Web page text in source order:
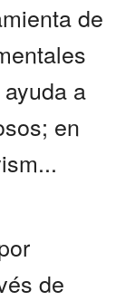
de
a
en
de